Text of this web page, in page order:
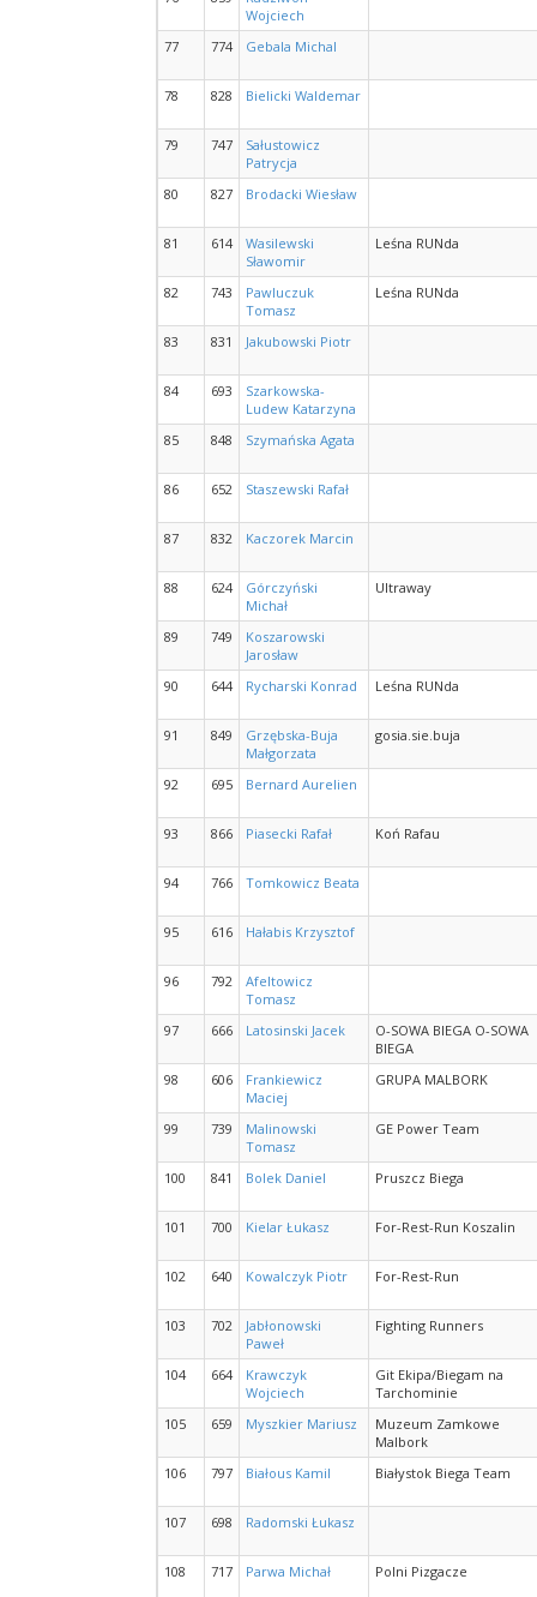
Wojciech
77
774 Gebala Michal
78 828 Bielicki Waldemar
79 747
Sałustowicz
Patrycja
80
827 Brodacki Wiesław
81 614
Wasilewski
Sławomir
Leśna RUNda
82 743
Pawluczuk
Tomasz
Leśna RUNda
83 831 Jakubowski Piotr
84 693
Szarkowska-
Ludew Katarzyna
85
848 Szymańska Agata
86 652 Staszewski Rafał
87 832 Kaczorek Marcin
88 624
Górczyński
Michał
Ultraway
89 749
Koszarowski
Jarosław
90
644 Rycharski Konrad Leśna RUNda
91 849
Grzębska-Buja
Małgorzata
gosia.sie.buja
92 695 Bernard Aurelien
93 866 Piasecki Rafał Koń Rafau
94 766 Tomkowicz Beata
95 616 Hałabis Krzysztof
96 792
Afeltowicz
Tomasz
97
666 Latosinski Jacek
O-SOWA BIEGA O-SOWA
BIEGA
98
606
Frankiewicz
Maciej
GRUPA MALBORK
99 739
Malinowski
Tomasz
GE Power Team
100 841 Bolek Daniel Pruszcz Biega
101 700 Kielar Łukasz For-Rest-Run Koszalin
102 640 Kowalczyk Piotr For-Rest-Run
103 702
Jabłonowski
Paweł
Fighting Runners
104 664
Krawczyk
Wojciech
Git Ekipa/Biegam na
Tarchominie
105
659 Myszkier Mariusz
Muzeum Zamkowe
Malbork
106
797 Białous Kamil Białystok Biega Team
107 698 Radomski Łukasz
108 717 Parwa Michał Polni Pizgacze